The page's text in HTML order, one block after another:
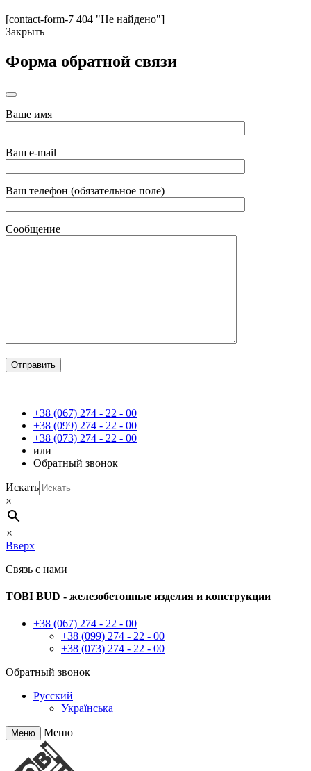
[contact-form-7 404 "Не найдено"]
Закрыть
Форма обратной связи
Ваше имя
Ваш e-mail
Ваш телефон (обязательное поле)
Сообщение
+38 (067) 274 - 22 - 00
+38 (099) 274 - 22 - 00
+38 (073) 274 - 22 - 00
или
Обратный звонок
Искать
×
×
Вверх
Связь с нами
TOBI BUD - железобетонные изделия и конструкции
+38 (067) 274 - 22 - 00
+38 (099) 274 - 22 - 00
+38 (073) 274 - 22 - 00
Обратный звонок
Русский
Українська
Меню Меню